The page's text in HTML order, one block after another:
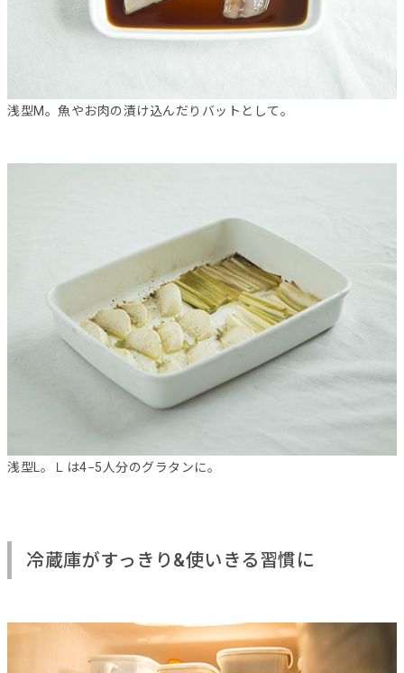
浅型M。魚やお肉の漬け込んだりバットとして。
浅型L。Ｌは4−5人分のグラタンに。
冷蔵庫がすっきり&使いきる習慣に